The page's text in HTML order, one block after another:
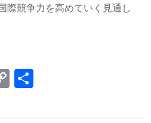
際競争力を高めていく見通し
C
o